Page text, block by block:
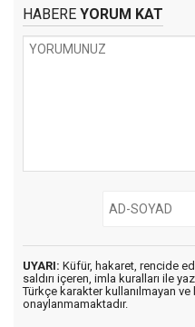
HABERE YORUM KAT
UYARI: Küfür, hakaret, rencide
saldırı içeren, imla kuralları ile
Türkçe karakter kullanılmayan
onaylanmamaktadır.